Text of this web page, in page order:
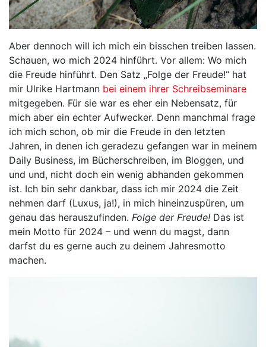
Aber dennoch will ich mich ein bisschen treiben lassen.
Schauen, wo mich 2024 hinführt. Vor allem: Wo mich
die Freude hinführt. Den Satz „Folge der Freude!“ hat
mir Ulrike Hartmann bei einem ihrer Schreibseminare
mitgegeben. Für sie war es eher ein Nebensatz, für
mich aber ein echter Aufwecker. Denn manchmal frage
ich mich schon, ob mir die Freude in den letzten
Jahren, in denen ich geradezu gefangen war in meinem
Daily Business, im Bücherschreiben, im Bloggen, und
und und, nicht doch ein wenig abhanden gekommen
ist. Ich bin sehr dankbar, dass ich mir 2024 die Zeit
nehmen darf (Luxus, ja!), in mich hineinzuspüren, um
genau das herauszufinden. Folge der Freude! Das ist
mein Motto für 2024 – und wenn du magst, dann
darfst du es gerne auch zu deinem Jahresmotto
machen.